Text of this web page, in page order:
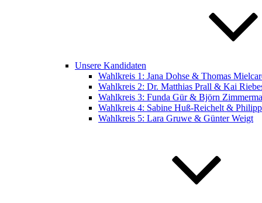
Unsere Kandidaten
Wahlkreis 1: Jana Dohse & Thomas
Wahlkreis 2: Dr. Matthias Prall & Kai
Wahlkreis 3: Funda Gür & Björn
Wahlkreis 4: Sabine Huß-Reichelt &
Wahlkreis 5: Lara Gruwe & Günter Weigt